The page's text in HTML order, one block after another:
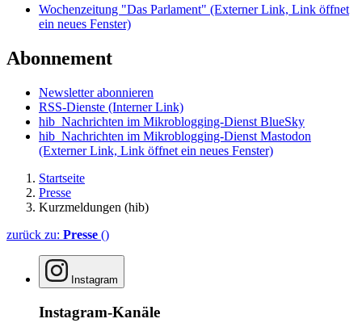
Wochenzeitung "Das Parlament" (Externer Link, Link öffnet
ein neues Fenster)
Abonnement
Newsletter abonnieren
RSS-Dienste (Interner Link)
hib_Nachrichten im Mikroblogging-Dienst BlueSky
hib_Nachrichten im Mikroblogging-Dienst Mastodon
(Externer Link, Link öffnet ein neues Fenster)
Startseite
Presse
Kurzmeldungen (hib)
zurück zu: Presse ()
Instagram
Instagram-Kanäle